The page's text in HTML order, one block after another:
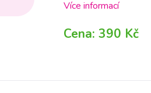
případě je, v rámci
Následně, po jejím
Více informací
Cena: 390 Kč